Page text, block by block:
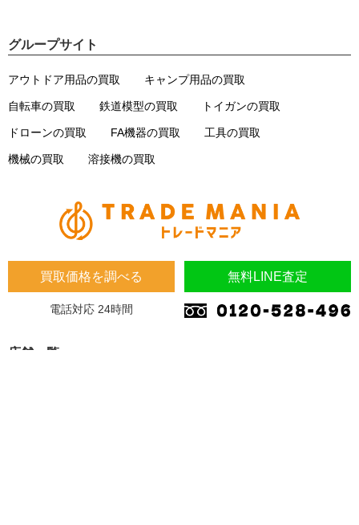
買取価格を調べる 無料LINE査定
電話対応 24時間
店舗一覧
グループサイト
アウトドア用品の買取 キャンプ用品の買取
自転車の買取 鉄道模型の買取 トイガンの買取
ドローンの買取 FA機器の買取 工具の買取
機械の買取 溶接機の買取